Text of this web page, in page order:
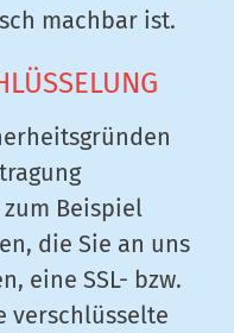
machbar ist.
Beispiel
die Sie an uns
eine SSL- bzw.
verschlüsselte